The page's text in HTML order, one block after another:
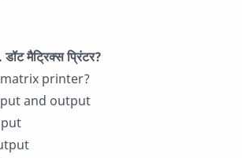
मैट्रिक्स प्रिंटर?
printer?
and output